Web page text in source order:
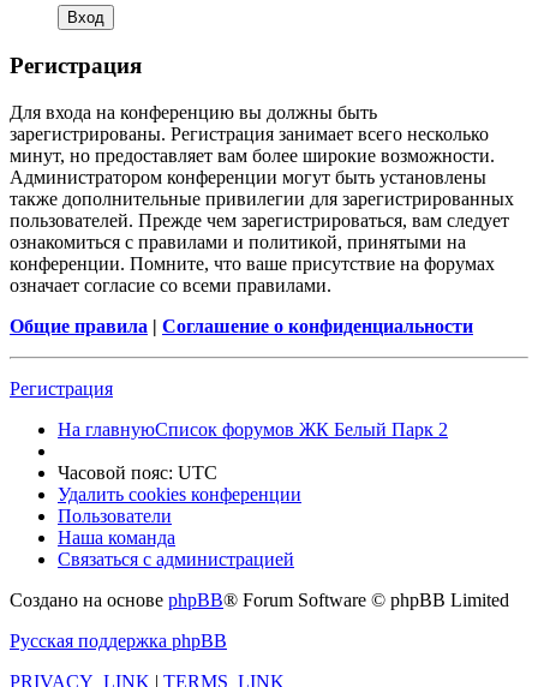
Регистрация
Для входа на конференцию вы должны быть
зарегистрированы. Регистрация занимает всего несколько
минут, но предоставляет вам более широкие возможности.
Администратором конференции могут быть установлены
также дополнительные привилегии для зарегистрированных
пользователей. Прежде чем зарегистрироваться, вам следует
ознакомиться с правилами и политикой, принятыми на
конференции. Помните, что ваше присутствие на форумах
означает согласие со всеми правилами.
Общие правила | Соглашение о конфиденциальности
Регистрация
На главнуюСписок форумов ЖК Белый Парк 2
Часовой пояс: UTC
Удалить cookies конференции
Пользователи
Наша команда
Связаться с администрацией
Создано на основе phpBB® Forum Software © phpBB Limited
Русская поддержка phpBB
PRIVACY_LINK | TERMS_LINK